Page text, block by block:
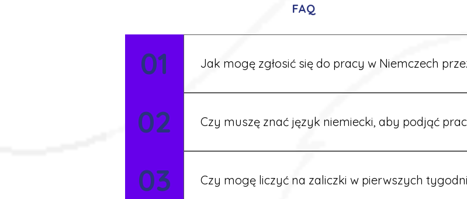
FAQ
01 Jak mogę zgłosić się do pracy w Niemczech
Możesz wypełnić formularz zgłoszeniowy na naszej stronie
02 Czy muszę znać język niemiecki, aby podjąć
Nie zawsze – wiele ofert nie wymaga znajomości języka.
03 Czy mogę liczyć na zaliczki w pierwszych